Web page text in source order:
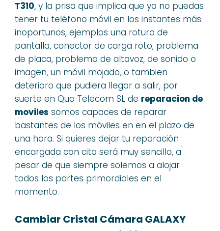
T310, y la prisa que implica que ya no puedas
tener tu teléfono móvil en los instantes más
inoportunos, ejemplos una rotura de
pantalla, conector de carga roto, problema
de placa, problema de altavoz, de sonido o
imagen, un móvil mojado, o tambien
deterioro que pudiera llegar a salir, por
suerte en Quo Telecom SL de reparacion de
moviles somos capaces de reparar
bastantes de los móviles en en el plazo de
una hora. Si quieres dejar tu reparación
encargada con cita será muy sencillo, a
pesar de que siempre solemos a alojar
todos los partes primordiales en el
momento.
Cambiar Cristal Cámara GALAXY